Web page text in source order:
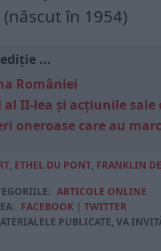
în 1954)
...
României
al II-lea și acțiunile
oneroase care au
, ETHEL DU PONT, FRANKLIN
ARTICOLE ONLINE
FACEBOOK | TWITTER
PUBLICATE, VA